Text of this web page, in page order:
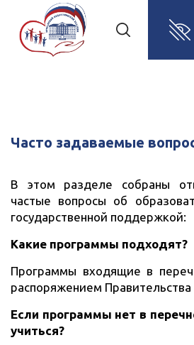
Часто задаваемые
В этом разделе собраны
частые вопросы об
государственной поддержкой:
Какие программы подходят?
Программы входящие в
распоряжением
Если программы нет в
учиться?